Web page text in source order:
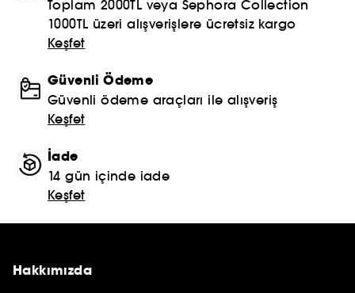
Toplam 2000TL veya Sephora Collection
1000TL üzeri alışverişlere ücretsiz kargo
Keşfet
Güvenli Ödeme
Güvenli ödeme araçları ile alışveriş
Keşfet
İade
14 gün içinde iade
Keşfet
Hakkımızda